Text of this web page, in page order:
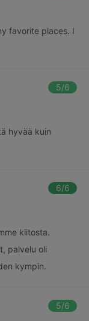
favorite places. I
5/6
hyvää kuin
6/6
kiitosta.
palvelu oli
kympin.
5/6